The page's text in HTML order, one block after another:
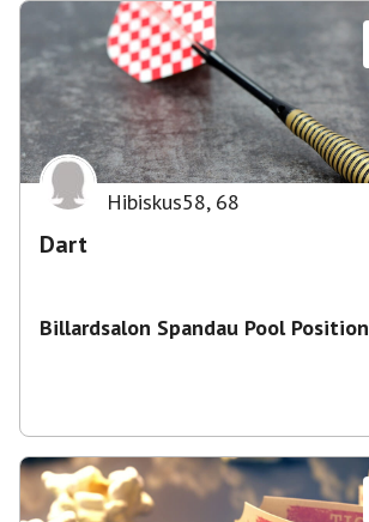
Hibiskus58, 68
Dart
Billardsalon Spandau Pool Position